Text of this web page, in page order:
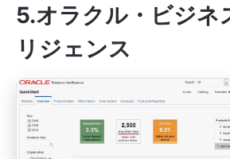
5.オラクル・ビジネ
リジェンス